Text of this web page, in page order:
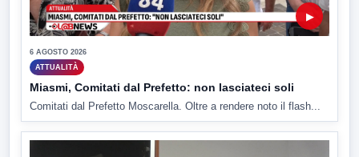
▶
6 AGOSTO 2026
ATTUALITÀ
Miasmi, Comitati dal Prefetto: non lasciateci soli
Comitati dal Prefetto Moscarella. Oltre a rendere noto il flash...